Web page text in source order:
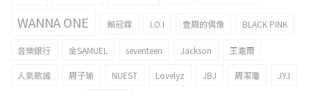
WANNA ONE 賴冠霖 I.O.I 壹周的偶像 BLACK PINK
音樂銀行 金SAMUEL seventeen Jackson 王嘉爾
人氣歌謠 周子瑜 NUEST Lovelyz JBJ 周潔瓊 JYJ